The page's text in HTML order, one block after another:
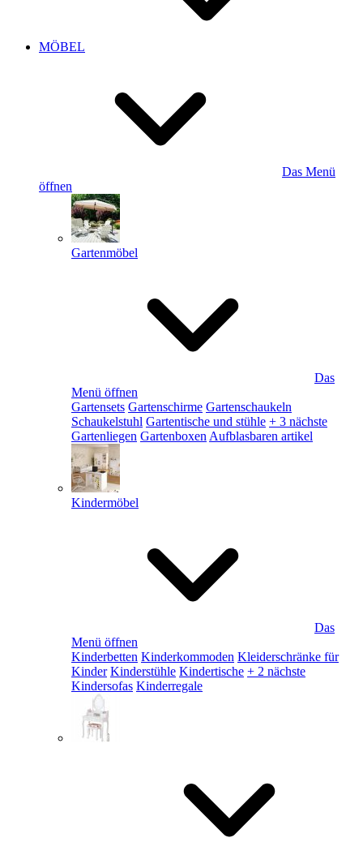
MÖBEL
Das Menü
öffnen
Gartenmöbel
Das
Menü öffnen
Gartensets Gartenschirme Gartenschaukeln
Schaukelstuhl Gartentische und stühle + 3 nächste
Gartenliegen Gartenboxen Aufblasbaren artikel
Kindermöbel
Das
Menü öffnen
Kinderbetten Kinderkommoden Kleiderschränke für
Kinder Kinderstühle Kindertische + 2 nächste
Kindersofas Kinderregale